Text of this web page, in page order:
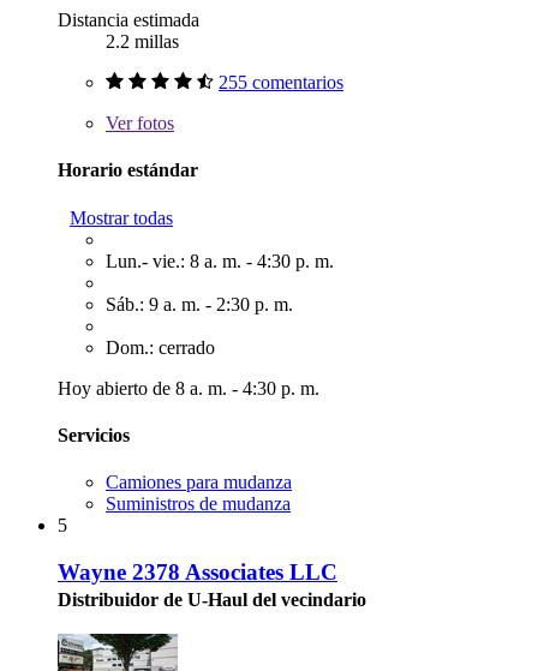
Distancia estimada
2.2 millas
255 comentarios
Verfotos
Horario estándar
Mostrar todas
Lun.- vie.: 8 a. m. - 4:30 p. m.
Sáb.: 9 a. m. - 2:30 p. m.
Dom.: cerrado
Hoy abierto de 8 a. m. - 4:30 p. m.
Servicios
Camiones para mudanza
Suministros de mudanza
5
Wayne 2378 Associates LLC
Distribuidor de U-Haul del vecindario